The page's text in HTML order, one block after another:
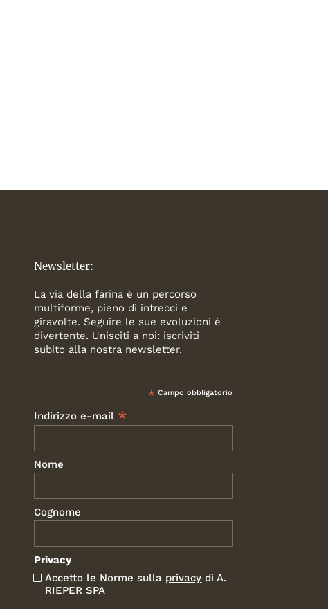
Newsletter:
La via della farina è un percorso
multiforme, pieno di intrecci e
giravolte. Seguire le sue evoluzioni è
divertente. Unisciti a noi: iscriviti
subito alla nostra newsletter.
* Campo obbligatorio
Indirizzo e-mail *
Nome
Cognome
Privacy
Accetto le Norme sulla privacy di A.
RIEPER SPA